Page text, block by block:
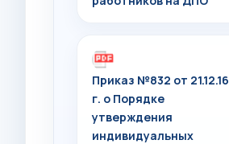
Приказ №832 от 21.12.16
г. о Порядке
утверждения
индивидуальных